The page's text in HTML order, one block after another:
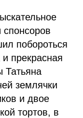
спонсоров
побороться
прекрасная
Татьяна
землячки
и двое
тортов, в